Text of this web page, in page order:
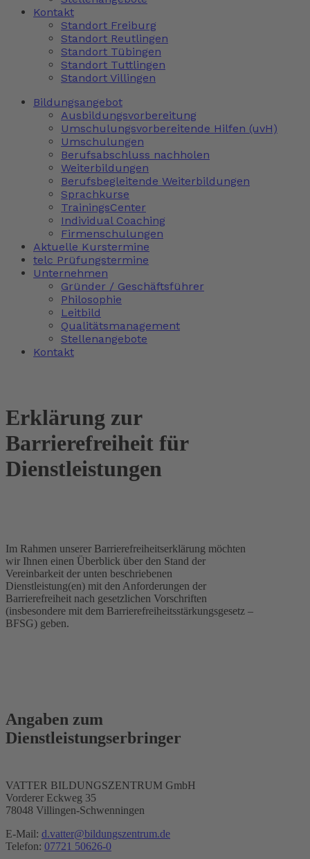
Kontakt
Standort Freiburg
Standort Reutlingen
Standort Tübingen
Standort Tuttlingen
Standort Villingen
Bildungsangebot
Ausbildungsvorbereitung
Umschulungsvorbereitende Hilfen (uvH)
Umschulungen
Berufsabschluss nachholen
Weiterbildungen
Berufsbegleitende Weiterbildungen
Sprachkurse
TrainingsCenter
Individual Coaching
Firmenschulungen
Aktuelle Kurstermine
telc Prüfungstermine
Unternehmen
Gründer / Geschäftsführer
Philosophie
Leitbild
Qualitätsmanagement
Stellenangebote
Kontakt
Erklärung zur
Barrierefreiheit für
Dienstleistungen
Im Rahmen unserer Barrierefreiheitserklärung möchten
wir Ihnen einen Überblick über den Stand der
Vereinbarkeit der unten beschriebenen
Dienstleistung(en) mit den Anforderungen der
Barrierefreiheit nach gesetzlichen Vorschriften
(insbesondere mit dem Barrierefreiheitsstärkungsgesetz –
BFSG) geben.
Angaben zum
Dienstleistungserbringer
VATTER BILDUNGSZENTRUM GmbH
Vorderer Eckweg 35
78048 Villingen-Schwenningen
E-Mail: d.vatter@bildungszentrum.de
Telefon: 07721 50626-0